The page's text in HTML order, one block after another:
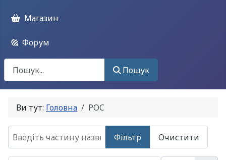
Магазин
Форум
Поиск
Пошук
Ви тут: Головна POC
Фільтр Очистити